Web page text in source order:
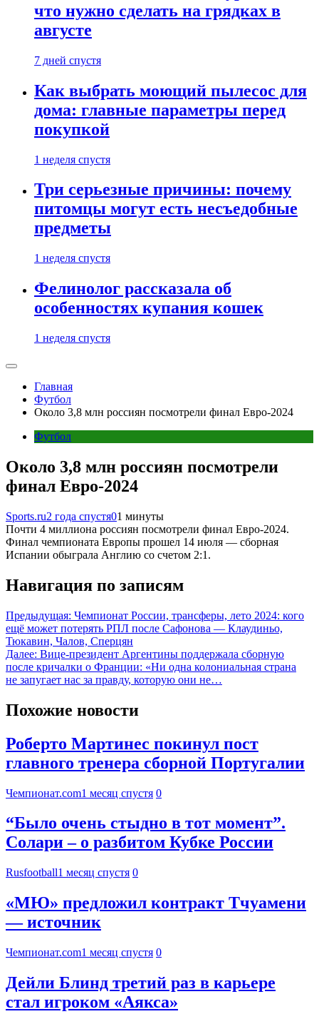
что нужно сделать на грядках в
августе
7 дней спустя
Как выбрать моющий пылесос для
дома: главные параметры перед
покупкой
1 неделя спустя
Три серьезные причины: почему
питомцы могут есть несъедобные
предметы
1 неделя спустя
Фелинолог рассказала об
особенностях купания кошек
1 неделя спустя
Главная
Футбол
Около 3,8 млн россиян посмотрели финал Евро-2024
Футбол
Около 3,8 млн россиян посмотрели
финал Евро-2024
Sports.ru2 года спустя01 минуты
Почти 4 миллиона россиян посмотрели финал Евро-2024.
Финал чемпионата Европы прошел 14 июля — сборная
Испании обыграла Англию со счетом 2:1.
Навигация по записям
Предыдущая: Чемпионат России, трансферы, лето 2024: кого
ещё может потерять РПЛ после Сафонова — Клаудиньо,
Тюкавин, Чалов, Сперцян
Далее: Вице-президент Аргентины поддержала сборную
после кричалки о Франции: «Ни одна колониальная страна
не запугает нас за правду, которую они не…
Похожие новости
Роберто Мартинес покинул пост
главного тренера сборной Португалии
Чемпионат.com1 месяц спустя 0
“Было очень стыдно в тот момент”.
Солари – о разбитом Кубке России
Rusfootball1 месяц спустя 0
«МЮ» предложил контракт Тчуамени
— источник
Чемпионат.com1 месяц спустя 0
Дейли Блинд третий раз в карьере
стал игроком «Аякса»